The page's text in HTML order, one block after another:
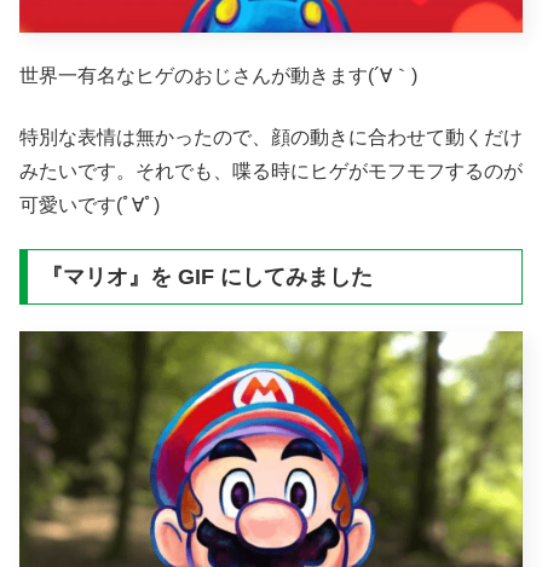
世界一有名なヒゲのおじさんが動きます(´∀｀)
特別な表情は無かったので、顔の動きに合わせて動くだけ
みたいです。それでも、喋る時にヒゲがモフモフするのが
可愛いです(ﾟ∀ﾟ)
『マリオ』を GIF にしてみました